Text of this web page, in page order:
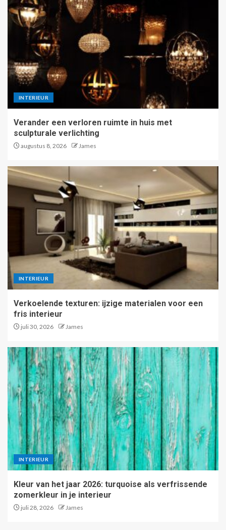
INTERIEUR
Verander een verloren ruimte in huis met
sculpturale verlichting
augustus 8, 2026 James
INTERIEUR
Verkoelende texturen: ijzige materialen voor een
fris interieur
juli 30, 2026 James
INTERIEUR
Kleur van het jaar 2026: turquoise als verfrissende
zomerkleur in je interieur
juli 28, 2026 James